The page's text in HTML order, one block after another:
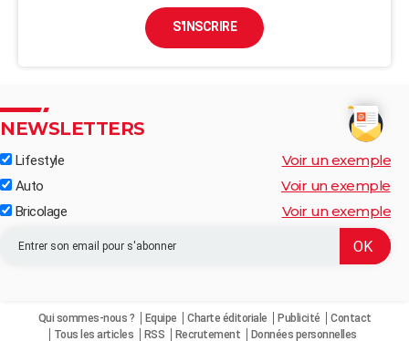
S'INSCRIRE
NEWSLETTERS
Lifestyle Voir un exemple
Auto Voir un exemple
Bricolage Voir un exemple
Qui sommes-nous ? Equipe Charte éditoriale Publicité
Contact
Tous les articles
RSS Recrutement Données personnelles